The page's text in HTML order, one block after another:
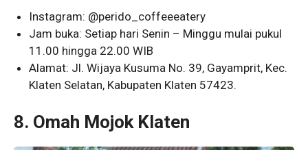
Instagram: @perido_coffeeeatery
Jam buka: Setiap hari Senin – Minggu mulai pukul
11.00 hingga 22.00 WIB
Alamat: Jl. Wijaya Kusuma No. 39, Gayamprit, Kec.
Klaten Selatan, Kabupaten Klaten 57423.
8. Omah Mojok Klaten